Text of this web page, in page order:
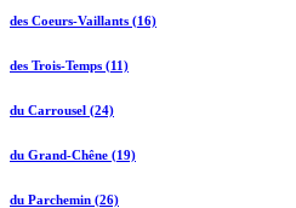
des Coeurs-Vaillants (16)
des Trois-Temps (11)
du Carrousel (24)
du Grand-Chêne (19)
du Parchemin (26)